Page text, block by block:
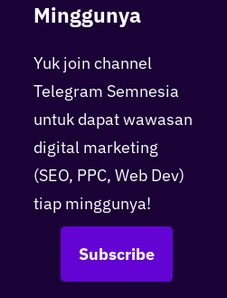
Minggunya
Yuk join channel
Telegram Semnesia
untuk dapat wawasan
digital marketing
(SEO, PPC, Web Dev)
tiap minggunya!
Subscribe